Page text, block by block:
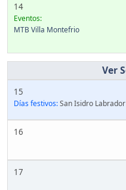
14
Eventos:
MTB Villa Montefrio
15
Días festivos:San Isidro Labrador
16
17